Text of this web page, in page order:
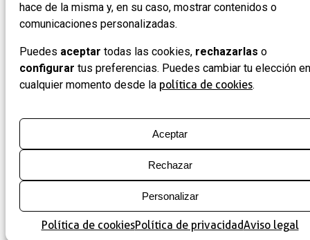
hace de la misma y, en su caso, mostrar contenidos o
comunicaciones personalizadas.
Puedes aceptar todas las cookies, rechazarlas o
configurar tus preferencias. Puedes cambiar tu elección en
cualquier momento desde la política de cookies.
Aceptar
Rechazar
Personalizar
Política de cookiesPolítica de privacidadAviso legal